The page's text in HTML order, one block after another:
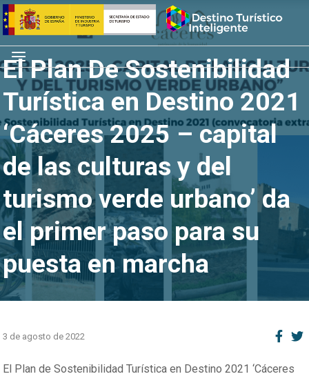
Saltar
al
contenido
Inicio
Menú
El Plan De Sostenibilidad
Turística en Destino 2021
‘Cáceres 2025 – capital
de las culturas y del
turismo verde urbano’ da
el primer paso para su
puesta en marcha
3 de agosto de 2022
El Plan de Sostenibilidad Turística en Destino 2021 ‘Cáceres